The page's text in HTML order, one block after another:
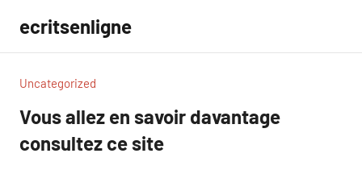
contenu
ecritsenligne
Uncategorized
Vous allez en savoir davantage
consultez ce site